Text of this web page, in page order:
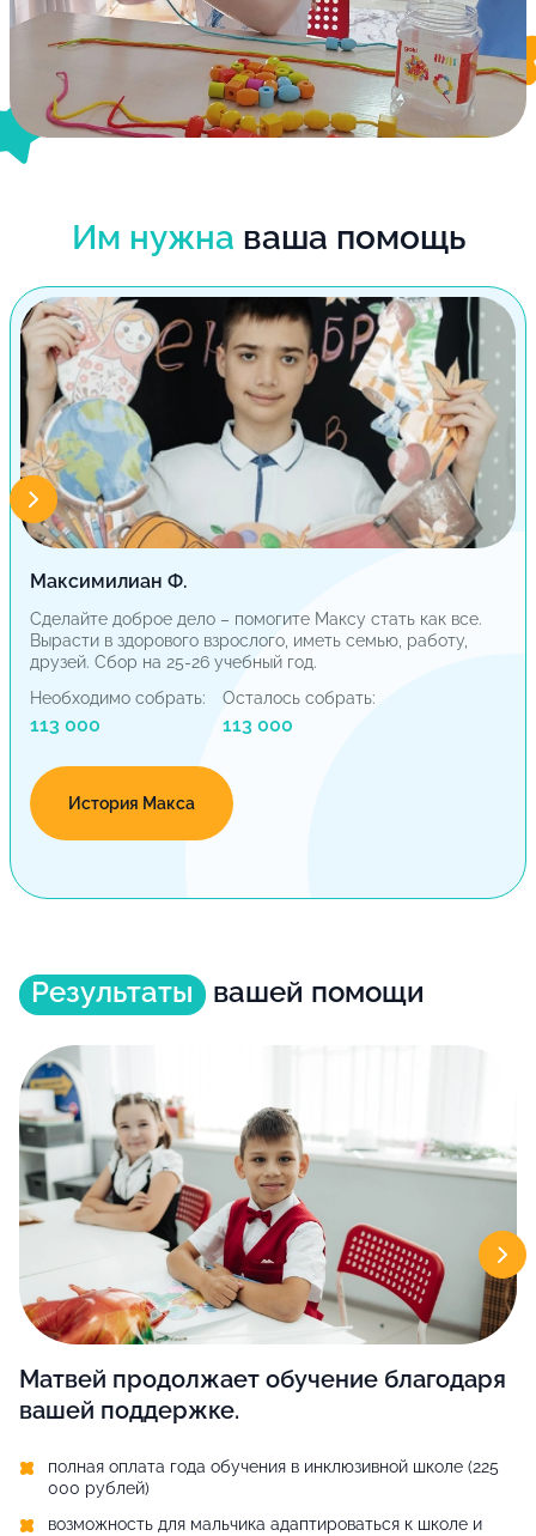
Им нужна ваша помощь
Максимилиан Ф.
Сделайте доброе дело – помогите Максу стать как все.
Вырасти в здорового взрослого, иметь семью, работу,
друзей. Сбор на 25-26 учебный год.
Необходимо собрать:
113 000
Осталось собрать:
113 000
История Макса
Результаты вашей помощи
Матвей продолжает обучение благодаря
вашей поддержке.
полная оплата года обучения в инклюзивной школе (225
000 рублей)
возможность для мальчика адаптироваться к школе и